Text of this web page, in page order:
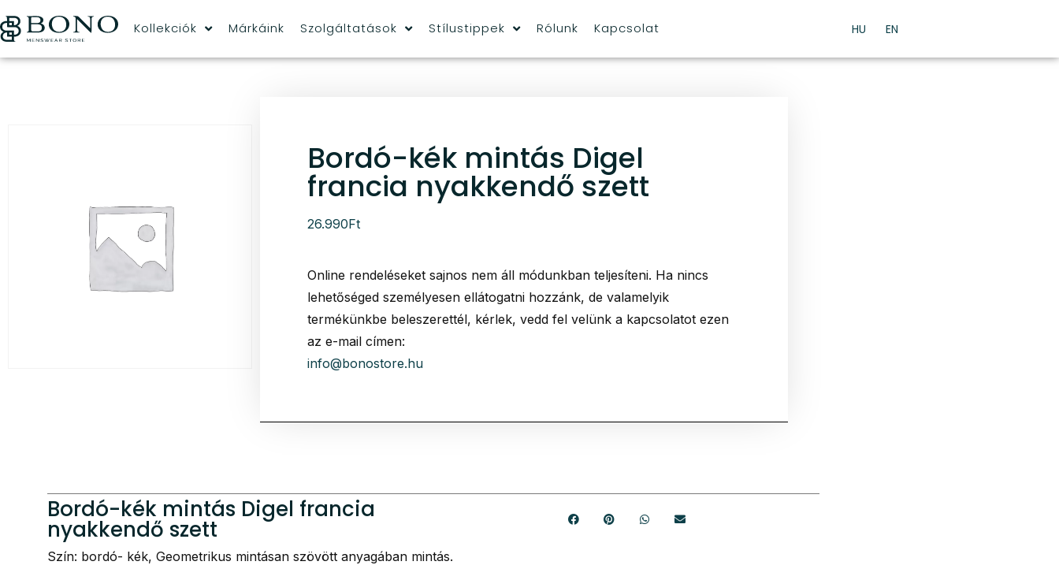
Kollekciók Márkáink Szolgáltatások Stílustippek Rólunk Kapcsolat HU EN
Bordó-kék mintás Digel
francia nyakkendő szett
26.990Ft
Online rendeléseket sajnos nem áll módunkban teljesíteni. Ha nincs
lehetőséged személyesen ellátogatni hozzánk, de valamelyik
termékünkbe beleszerettél, kérlek, vedd fel velünk a kapcsolatot ezen
az e-mail címen:
info@bonostore.hu
Bordó-kék mintás Digel francia
nyakkendő szett
Szín: bordó- kék, Geometrikus mintásan szövött anyagában mintás.